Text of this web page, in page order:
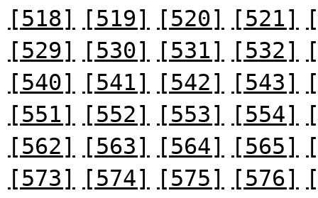
[518]
[519] [520] [521]
[529]
[530] [531] [532]
[540]
[541] [542] [543]
[551]
[552] [553] [554]
[562]
[563] [564] [565]
[573]
[574] [575] [576]